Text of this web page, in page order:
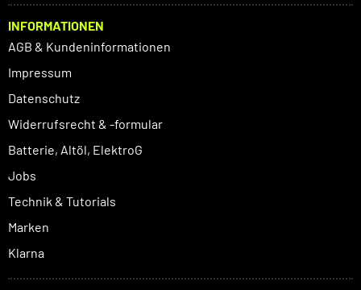
INFORMATIONEN
AGB & Kundeninformationen
Impressum
Datenschutz
Widerrufsrecht & -formular
Batterie, Altöl, ElektroG
Jobs
Technik & Tutorials
Marken
Klarna